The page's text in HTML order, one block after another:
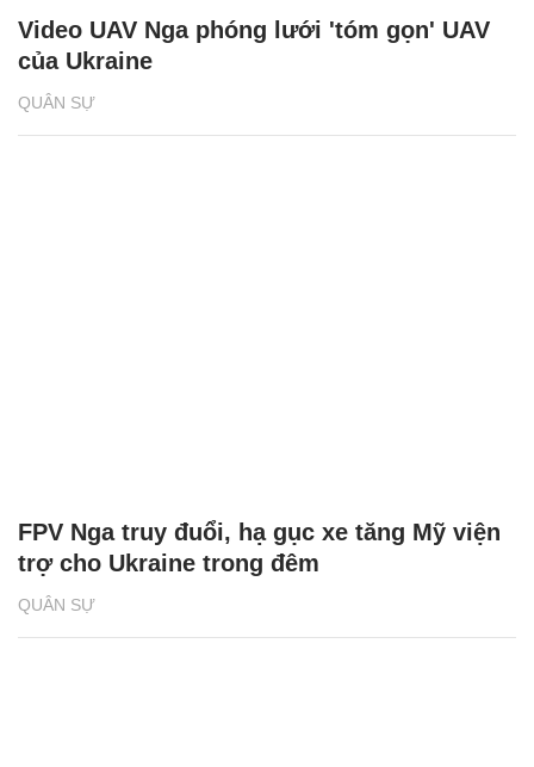
QUÂN SỰ
Video UAV Nga phóng lưới 'tóm gọn' UAV
của Ukraine
QUÂN SỰ
FPV Nga truy đuổi, hạ gục xe tăng Mỹ viện
trợ cho Ukraine trong đêm